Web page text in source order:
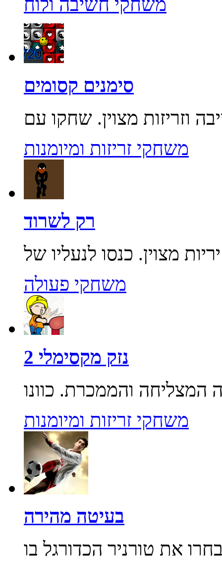
משחקי חשיבה ולוח
סימנים קסומים
משחקי זריזות ומיומנות
רק לשרוד
משחקי פעולה
נזק מקסימלי 2
משחקי זריזות ומיומנות
בעיטה מהירה